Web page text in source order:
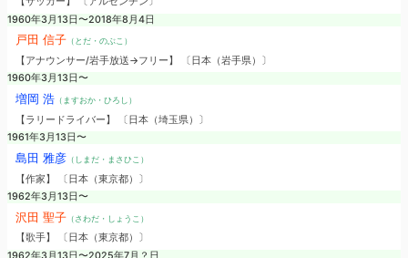
1960年3月13日〜2018年8月4日
戸田 信子（とだ・のぶこ）
【アナウンサー/岩手放送→フリー】 〔日本（岩手県）〕
1960年3月13日〜
増岡 浩（ますおか・ひろし）
【ラリードライバー】 〔日本（埼玉県）〕
1961年3月13日〜
島田 雅彦（しまだ・まさひこ）
【作家】 〔日本（東京都）〕
1962年3月13日〜
沢田 聖子（さわだ・しょうこ）
【歌手】 〔日本（東京都）〕
1962年3月13日〜2025年7月？日